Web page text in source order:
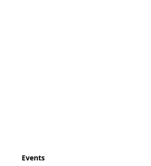
Events